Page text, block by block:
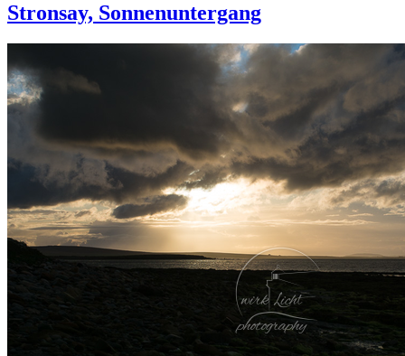
Stronsay, Sonnenuntergang